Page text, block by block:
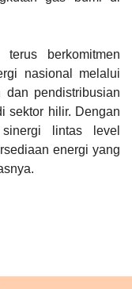
berkomitmen
nasional melalui
dan pendistribusian
sektor hilir. Dengan
lintas level
energi yang